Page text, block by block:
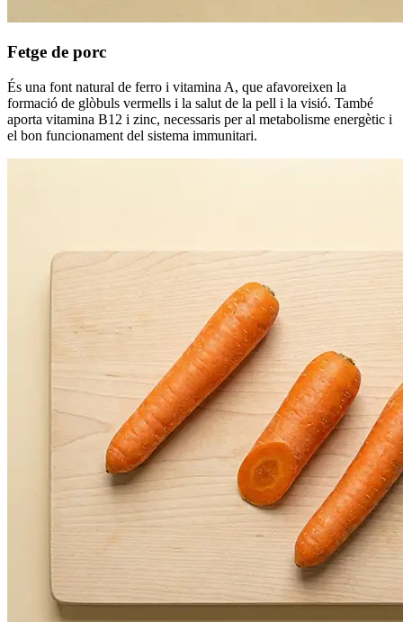
Fetge de porc
És una font natural de ferro i vitamina A, que afavoreixen la
formació de glòbuls vermells i la salut de la pell i la visió. També
aporta vitamina B12 i zinc, necessaris per al metabolisme energètic i
el bon funcionament del sistema immunitari.